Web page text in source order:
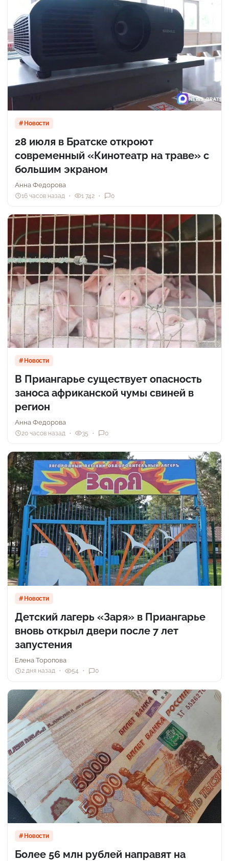
Новости
28 июля в Братске откроют
современный «Кинотеатр на траве» с
большим экраном
Анна Федорова
16 часов назад 1 742 0
Новости
В Приангарье существует опасность
заноса африканской чумы свиней в
регион
Анна Федорова
20 часов назад 35 0
Новости
Детский лагерь «Заря» в Приангарье
вновь открыл двери после 7 лет
запустения
Елена Торопова
2 дня назад 54 0
Новости
Более 56 млн рублей направят на